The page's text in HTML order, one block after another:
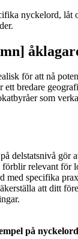
nyckelord, låt
för att nå
ett bredare
som
delstatsnivå gör
relevant för
med specifika
att ditt
på nyckelord